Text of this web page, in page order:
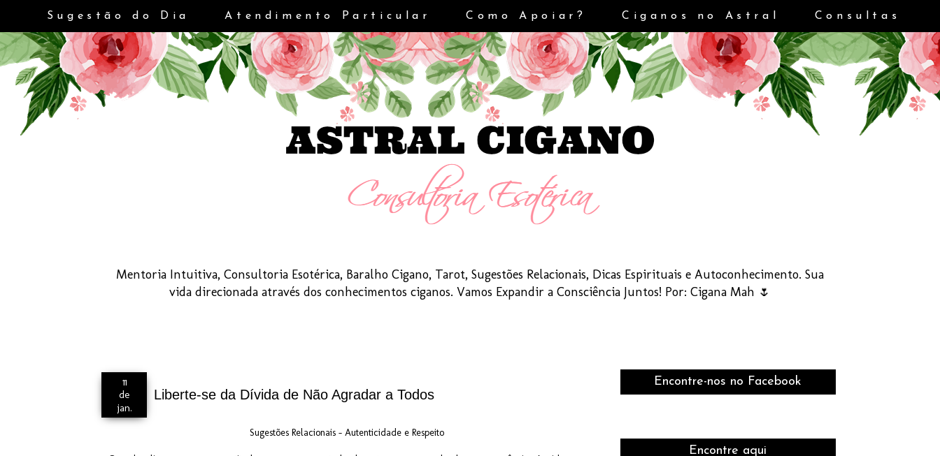
Mentoria Intuitiva, Consultoria Esotérica, Baralho Cigano, Tarot, Sugestões Relacionais, Dicas Espirituais e Autoconhecimento. Sua
vida direcionada através dos conhecimentos ciganos. Vamos Expandir a Consciência Juntos! Por: Cigana Mah 🌷
Sugestão do Dia Atendimento Particular Como Apoiar? Ciganos no Astral Consultas
11
de
jan.
Liberte-se da Dívida de Não Agradar a Todos
Sugestões Relacionais – Autenticidade e Respeito
Encontre-nos no Facebook
Encontre aqui